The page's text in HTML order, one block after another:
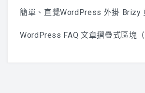
簡單、直覺WordPress 外掛 Brizy
WordPress FAQ 文章摺疊式區塊（